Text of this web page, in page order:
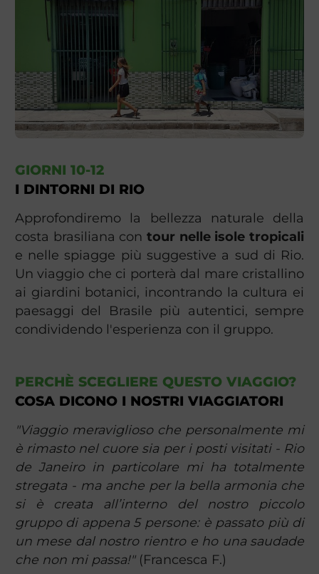
GIORNI 10-12
I DINTORNI DI RIO
Approfondiremo la bellezza naturale della
costa brasiliana con tour nelle isole tropicali
e nelle spiagge più suggestive a sud di Rio.
Un viaggio che ci porterà dal mare cristallino
ai giardini botanici, incontrando la cultura ei
paesaggi del Brasile più autentici, sempre
condividendo l'esperienza con il gruppo.
PERCHÈ SCEGLIERE QUESTO VIAGGIO?
COSA DICONO I NOSTRI VIAGGIATORI
"Viaggio meraviglioso che personalmente mi
è rimasto nel cuore sia per i posti visitati - Rio
de Janeiro in particolare mi ha totalmente
stregata - ma anche per la bella armonia che
si è creata all’interno del nostro piccolo
gruppo di appena 5 persone: è passato più di
un mese dal nostro rientro e ho una saudade
che non mi passa!" (Francesca F.)